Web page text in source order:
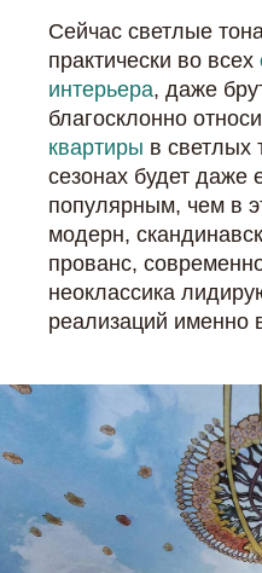
Сейчас светлые
практически во всех
интерьера, даже
благосклонно
квартиры в светлых
сезонах будет даже
популярным, чем в
модерн,
прованс,
неоклассика
реализаций именно